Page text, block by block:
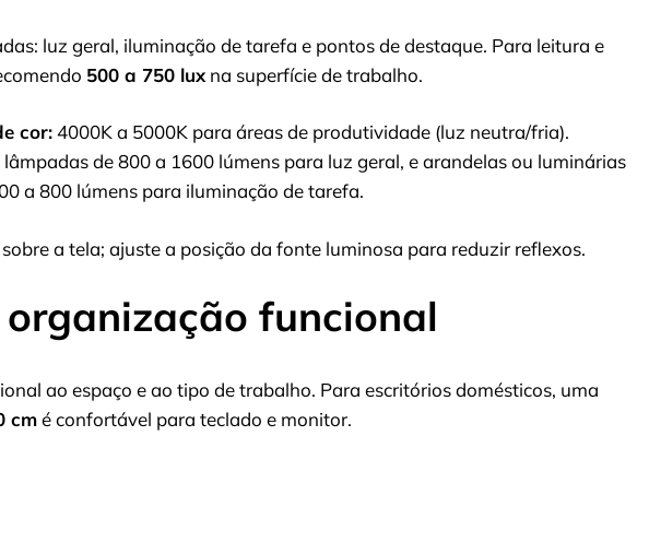
luz geral, iluminação de tarefa e pontos de destaque. Para leitura e
500 a 750 lux na superfície de trabalho.
cor:4000K a 5000K para áreas de produtividade (luz neutra/fria).
lâmpadas de 800 a 1600 lúmens para luz geral, e arandelas ou luminárias
a 800 lúmens para iluminação de tarefa.
a tela; ajuste a posição da fonte luminosa para reduzir reflexos.
funcional
ao espaço e ao tipo de trabalho. Para escritórios domésticos, uma
cmé confortável para teclado e monitor.